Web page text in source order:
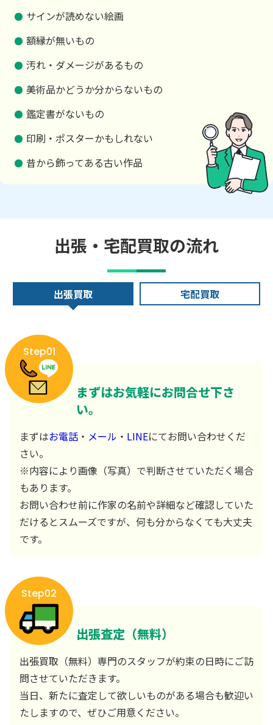
サインが読めない絵画
額縁が無いもの
汚れ・ダメージがあるもの
美術品かどうか分からないもの
鑑定書がないもの
印刷・ポスターかもしれない
昔から飾ってある古い作品
出張・宅配買取の流れ
出張買取 宅配買取
Step01
まずはお気軽にお問合せ下さ
い。
まずはお電話 ・ メール ・ LINEにてお問い合わせくだ
さい。
※内容により画像（写真）で判断させていただく場合
もあります。
お問い合わせ前に作家の名前や詳細など確認していた
だけるとスムーズですが、何も分からなくても大丈夫
です。
Step02
出張査定（無料）
出張買取（無料）専門のスタッフが約束の日時にご訪
問させていただきます。
当日、新たに査定して欲しいものがある場合も歓迎い
たしますので、ぜひご用意ください。